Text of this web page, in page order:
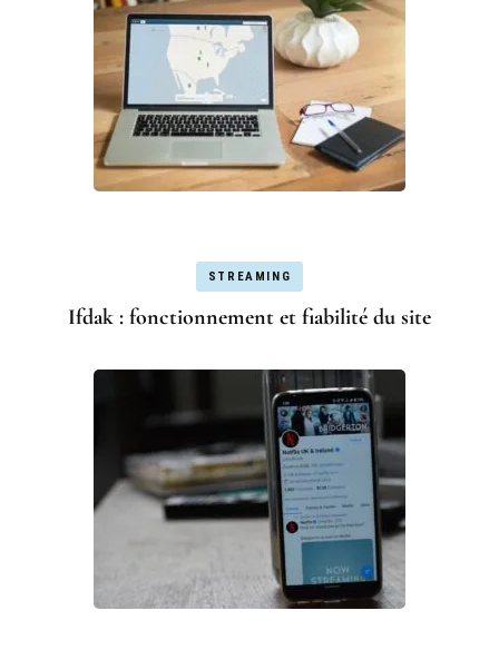
STREAMING
Ifdak : fonctionnement et fiabilité du site